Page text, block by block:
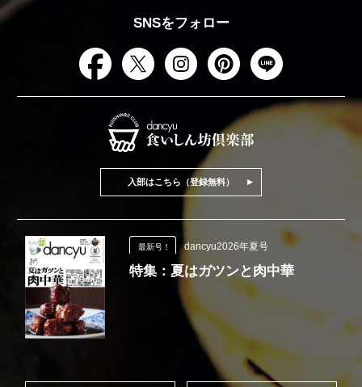
SNSをフォロー
入部はこちら（登録無料）
最新号！ dancyu2026年夏号
特集：夏はガツンと肉中華